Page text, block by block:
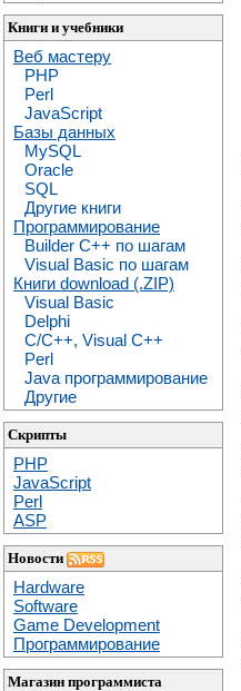
Книги и учебники
Веб мастеру
PHP
Perl
JavaScript
Базы данных
MySQL
Oracle
SQL
Другие книги
Программирование
Builder C++ по шагам
Visual Basic по шагам
Книги download (.ZIP)
Visual Basic
Delphi
C/C++, Visual C++
Perl
Java программирование
Другие
Скрипты
PHP
JavaScript
Perl
ASP
Новости
Hardware
Software
Game Development
Программирование
Магазин программиста